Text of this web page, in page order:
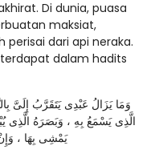
Di dunia, puasa
maksiat,
perisai dari api neraka.
dalam hadits
وَمَا يَزَالُ عَبْدِى يَتَقَرَّبُ إِلَىَّ
الَّذِى يَسْمَعُ بِهِ ، وَبَصَرَهُ الَّذِى
يَمْشِى بِهَا ،